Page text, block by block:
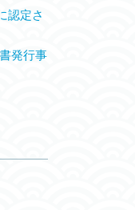
認定さ
発行事